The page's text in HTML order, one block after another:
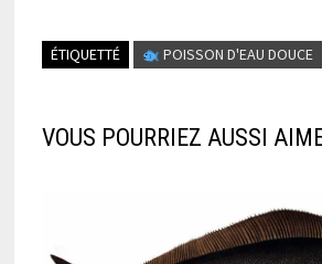
ÉTIQUETTÉ POISSON D'EAU DOUCE
VOUS POURRIEZ AUSSI